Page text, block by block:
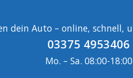
dein Auto – online, schnell,
03375 4953406
Mo. – Sa. 08:00-18:00